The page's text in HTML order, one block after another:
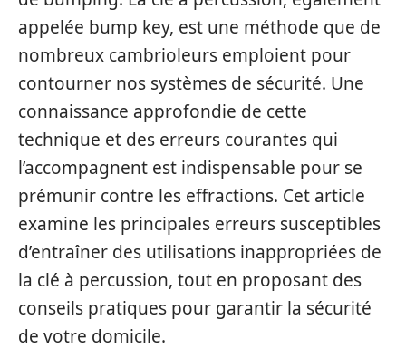
appelée bump key, est une méthode que de
nombreux cambrioleurs emploient pour
contourner nos systèmes de sécurité. Une
connaissance approfondie de cette
technique et des erreurs courantes qui
l’accompagnent est indispensable pour se
prémunir contre les effractions. Cet article
examine les principales erreurs susceptibles
d’entraîner des utilisations inappropriées de
la clé à percussion, tout en proposant des
conseils pratiques pour garantir la sécurité
de votre domicile.